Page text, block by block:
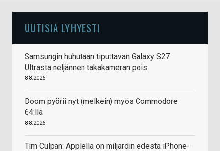
UUTISIA LYHYESTI
Samsungin huhutaan tiputtavan Galaxy S27
Ultrasta neljännen takakameran pois
8.8.2026
Doom pyörii nyt (melkein) myös Commodore
64:llä
8.8.2026
Tim Culpan: Applella on miljardin edestä iPhone-